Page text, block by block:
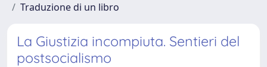
Traduzione di un libro
La Giustizia incompiuta. Sentieri del
postsocialismo